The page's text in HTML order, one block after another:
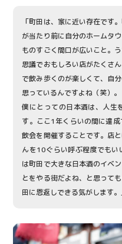
「町田は、家に近い存在です
が当たり前に自分のホームタ
ものすごく間口が広いこと。
思議でおもしろい店がたくさ
で飲み歩くのが楽しくて、自
思っているんですよね（笑）。
僕にとっての日本酒は、人生
す。ここ1年くらいの間に達
飲会を開催することです。店
んを10ぐらい呼ぶ程度でもい
は町田で大きな日本酒のイベ
とをやる街だよね、と思って
田に恩返しできる気がします。